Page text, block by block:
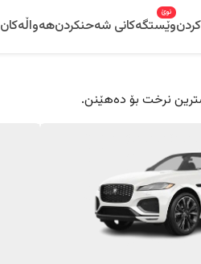
وێستگەکانی شەحنکردن
نوێ
هەواڵەکان
نرخت بۆ دەهێنن.